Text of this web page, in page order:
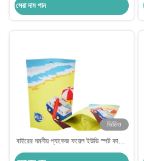
সেরা দাম পান
ভিডিও
বাইরের নমনীয় প্যাকেজ ফয়েল ইউভি স্পট কাস্টম
মুদ্রিত স্ট্যান্ড আপ প্যাকেজগুলি চিকেন বিফ হার্কি